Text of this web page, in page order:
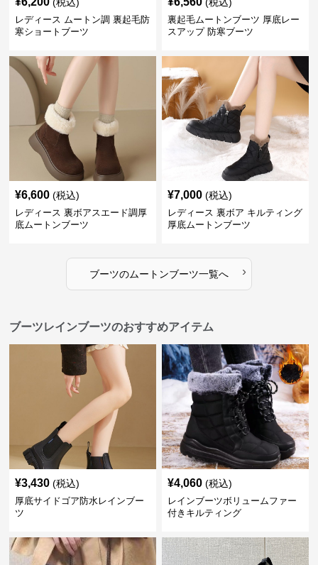
レディース ムートン調 裏起毛防
寒ショートブーツ
裏起毛ムートンブーツ 厚底レー
スアップ 防寒ブーツ
¥6,600 (税込)
レディース 裏ボアスエード調厚
底ムートンブーツ
¥7,000 (税込)
レディース 裏ボア キルティング
厚底ムートンブーツ
ブーツのムートンブーツ一覧へ ›
ブーツレインブーツのおすすめアイテム
¥3,430 (税込)
厚底サイドゴア防水レインブー
ツ
¥4,060 (税込)
レインブーツボリュームファー
付きキルティング